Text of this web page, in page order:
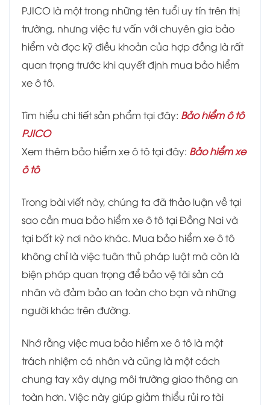
PJICO là một trong những tên tuổi uy tín trên thị
trường, nhưng việc tư vấn với chuyên gia bảo
hiểm và đọc kỹ điều khoản của hợp đồng là rất
quan trọng trước khi quyết định mua bảo hiểm
xe ô tô.
Tìm hiểu chi tiết sản phẩm tại đây: Bảo hiểm ô tô
PJICO
Xem thêm bảo hiểm xe ô tô tại đây: Bảo hiểm xe
ô tô
Trong bài viết này, chúng ta đã thảo luận về tại
sao cần mua bảo hiểm xe ô tô tại Đồng Nai và
tại bất kỳ nơi nào khác. Mua bảo hiểm xe ô tô
không chỉ là việc tuân thủ pháp luật mà còn là
biện pháp quan trọng để bảo vệ tài sản cá
nhân và đảm bảo an toàn cho bạn và những
người khác trên đường.
Nhớ rằng việc mua bảo hiểm xe ô tô là một
trách nhiệm cá nhân và cũng là một cách
chung tay xây dựng môi trường giao thông an
toàn hơn. Việc này giúp giảm thiểu rủi ro tài